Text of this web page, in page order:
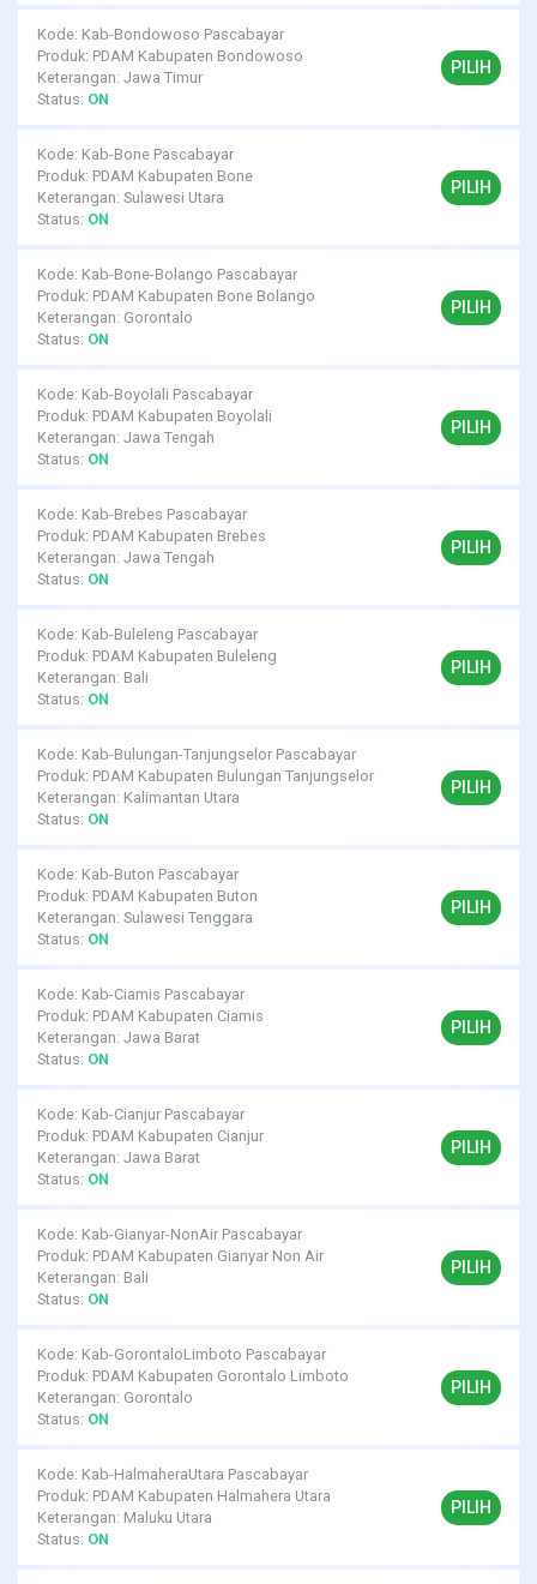
Kode: Kab-Bondowoso Pascabayar
Produk: PDAM Kabupaten Bondowoso
Keterangan: Jawa Timur
Status: ON
PILIH
Kode: Kab-Bone Pascabayar
Produk: PDAM Kabupaten Bone
Keterangan: Sulawesi Utara
Status: ON
PILIH
Kode: Kab-Bone-Bolango Pascabayar
Produk: PDAM Kabupaten Bone Bolango
Keterangan: Gorontalo
Status: ON
PILIH
Kode: Kab-Boyolali Pascabayar
Produk: PDAM Kabupaten Boyolali
Keterangan: Jawa Tengah
Status: ON
PILIH
Kode: Kab-Brebes Pascabayar
Produk: PDAM Kabupaten Brebes
Keterangan: Jawa Tengah
Status: ON
PILIH
Kode: Kab-Buleleng Pascabayar
Produk: PDAM Kabupaten Buleleng
Keterangan: Bali
Status: ON
PILIH
Kode: Kab-Bulungan-Tanjungselor Pascabayar
Produk: PDAM Kabupaten Bulungan Tanjungselor
Keterangan: Kalimantan Utara
Status: ON
PILIH
Kode: Kab-Buton Pascabayar
Produk: PDAM Kabupaten Buton
Keterangan: Sulawesi Tenggara
Status: ON
PILIH
Kode: Kab-Ciamis Pascabayar
Produk: PDAM Kabupaten Ciamis
Keterangan: Jawa Barat
Status: ON
PILIH
Kode: Kab-Cianjur Pascabayar
Produk: PDAM Kabupaten Cianjur
Keterangan: Jawa Barat
Status: ON
PILIH
Kode: Kab-Gianyar-NonAir Pascabayar
Produk: PDAM Kabupaten Gianyar Non Air
Keterangan: Bali
Status: ON
PILIH
Kode: Kab-GorontaloLimboto Pascabayar
Produk: PDAM Kabupaten Gorontalo Limboto
Keterangan: Gorontalo
Status: ON
PILIH
Kode: Kab-HalmaheraUtara Pascabayar
Produk: PDAM Kabupaten Halmahera Utara
Keterangan: Maluku Utara
Status: ON
PILIH